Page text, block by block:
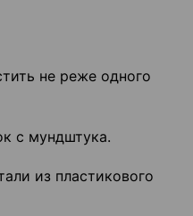
не реже одного
с мундштука.
из пластикового